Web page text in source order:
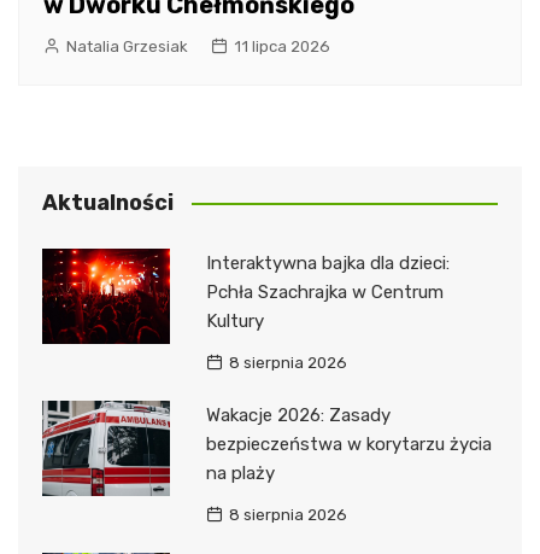
Natalia Grzesiak 11 lipca 2026
Aktualności
Interaktywna bajka dla dzieci:
Pchła Szachrajka w Centrum
Kultury
8 sierpnia 2026
Wakacje 2026: Zasady
bezpieczeństwa w korytarzu życia
na plaży
8 sierpnia 2026